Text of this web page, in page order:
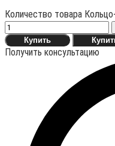
Количество товара
Купить
Получить консультацию